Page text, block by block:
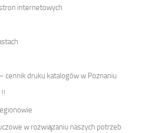
internetowych
cennik druku katalogów w Poznaniu
w rozwiązaniu naszych potrzeb